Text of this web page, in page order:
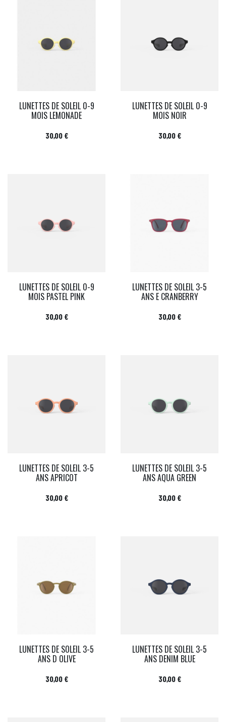
LUNETTES DE SOLEIL 0-9
MOIS LEMONADE
Prix
30,00 €
LUNETTES DE SOLEIL 0-9
MOIS NOIR
Prix
30,00 €
LUNETTES DE SOLEIL 0-9
MOIS PASTEL PINK
Prix
30,00 €
LUNETTES DE SOLEIL 3-5
ANS E CRANBERRY
Prix
30,00 €
LUNETTES DE SOLEIL 3-5
ANS APRICOT
Prix
30,00 €
LUNETTES DE SOLEIL 3-5
ANS AQUA GREEN
Prix
30,00 €
LUNETTES DE SOLEIL 3-5
ANS D OLIVE
Prix
30,00 €
LUNETTES DE SOLEIL 3-5
ANS DENIM BLUE
Prix
30,00 €